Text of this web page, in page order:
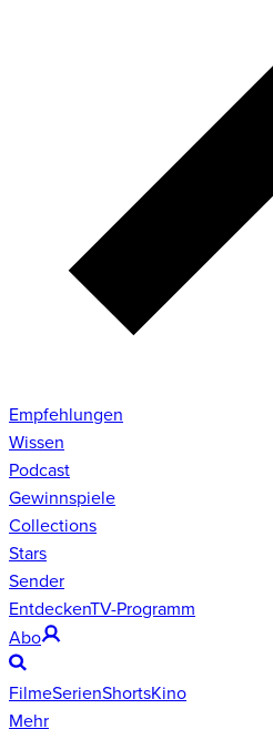
Empfehlungen
Wissen
Podcast
Gewinnspiele
Collections
Stars
Sender
EntdeckenTV-Programm
Abo
FilmeSerienShortsKino
Mehr